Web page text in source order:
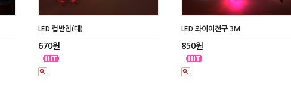
LED 컵받침(대)
670원
LED 와이어전구 3M
850원